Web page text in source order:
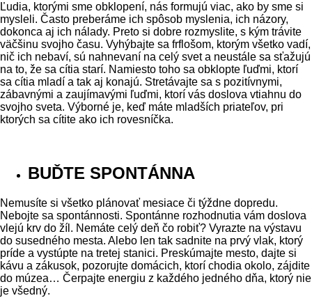
Ľudia, ktorými sme obklopení, nás formujú viac, ako by sme si
mysleli. Často preberáme ich spôsob myslenia, ich názory,
dokonca aj ich nálady. Preto si dobre rozmyslite, s kým trávite
väčšinu svojho času. Vyhýbajte sa frflošom, ktorým všetko vadí,
nič ich nebaví, sú nahnevaní na celý svet a neustále sa sťažujú
na to, že sa cítia starí. Namiesto toho sa obklopte ľuďmi, ktorí
sa cítia mladí a tak aj konajú. Stretávajte sa s pozitívnymi,
zábavnými a zaujímavými ľuďmi, ktorí vás doslova vtiahnu do
svojho sveta. Výborné je, keď máte mladších priateľov, pri
ktorých sa cítite ako ich rovesníčka.
BUĎTE SPONTÁNNA
Nemusíte si všetko plánovať mesiace či týždne dopredu.
Nebojte sa spontánnosti. Spontánne rozhodnutia vám doslova
vlejú krv do žíl. Nemáte celý deň čo robiť? Vyrazte na výstavu
do susedného mesta. Alebo len tak sadnite na prvý vlak, ktorý
príde a vystúpte na tretej stanici. Preskúmajte mesto, dajte si
kávu a zákusok, pozorujte domácich, ktorí chodia okolo, zájdite
do múzea… Čerpajte energiu z každého jedného dňa, ktorý nie
je všedný.